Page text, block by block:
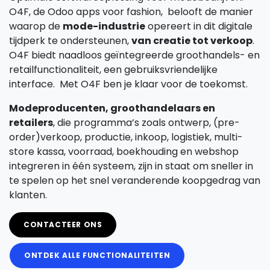
O4F, de Odoo apps voor fashion, belooft de manier
waarop de mode-industrieopereert in dit digitale
tijdperk te ondersteunen,van creatie tot verkoop.
O4F biedt naadloos geïntegreerde groothandels- en
retailfunctionaliteit, een gebruiksvriendelijke
interface. Met O4F ben je klaar voor de toekomst.
Modeproducenten, groothandelaars en
retailers, die programma’s zoals ontwerp, (pre-
order)verkoop, productie, inkoop, logistiek, multi-
store kassa, voorraad, boekhouding en webshop
integreren in één systeem, zijn in staat om sneller in
te spelen op het snel veranderende koopgedrag van
klanten.
CONTACTEER ONS
ONTDEK ALLE FUNCTIONALITEITEN